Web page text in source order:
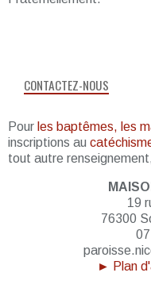
CONTACTEZ-NOUS
Pour les baptêmes, les
inscriptions au
tout autre
19
76300
► Plan